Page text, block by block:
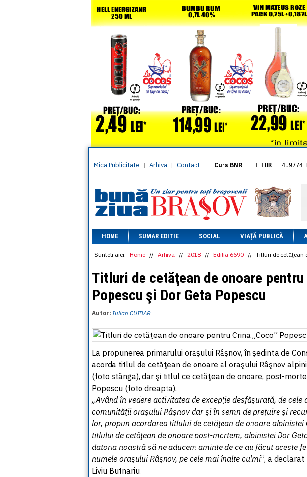
Mica Publicitate | Arhiva | Contact Curs BNR 1 EUR = 4.9774
= 5.8304
1 XAU= 464.4611
1 AED= 1.1933
1 AUD= 2.7957
1 BGN= 2.5449
1 CAD= 3.1559
1 CHF= 5.2813
1 CNY = 0.6015
= 0.6668
1 EGP = 0.0860
1 INR
1 MXN= 0.2227
1 NOK= 0.4191
1 NZD= 2.6097
1 PLN
= 1.1646
1 RSD= 0.0425
1 RUB= 0.0530
1 TRY= 0.1141
1 UAH= 0.1048
1 XDR= 5.9383
1 ZAR = 0.2318
HOME SUMAR EDITIE SOCIAL VIAȚĂ PUBLICĂ
Sunteti aici: Home // Arhiva // 2018 // Editia 6690 // Titluri de cetăţean
Titluri de cetăţean de onoare pentru
Popescu şi Dor Geta Popescu
Autor: Iulian CUIBAR
La propunerea primarului oraşului Râşnov, în şedinţa de
acorda titlul de cetăţean de onoare al oraşului Râşnov
(foto stânga), dar şi titlul ce cetăţean de onoare, post-
Popescu (foto dreapta).
„Având în vedere activitatea de excepţie desfăşurată, de
comunităţii oraşului Râşnov dar şi în semn de preţuire şi
lor, propun acordarea titlului de cetăţean de onoare alpinistei
titlului de cetăţean de onoare post-mortem, alpinistei Dor
datoria noastră să ne aducem aminte de ce au făcut aceste
numele oraşului Râşnov, pe cele mai înalte culmi”, a declarat
Liviu Butnariu.